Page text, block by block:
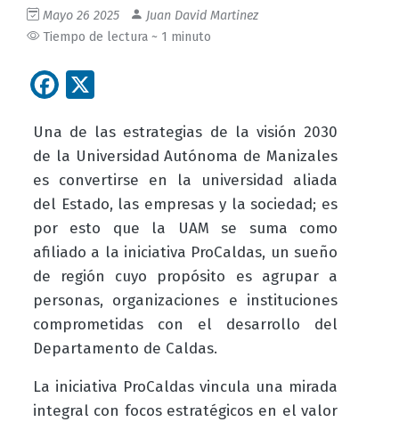
Mayo 26 2025
Juan David Martinez
Tiempo de lectura ~ 1 minuto
Facebook
Una de las estrategias de la visión 2030
de la Universidad Autónoma de Manizales
es convertirse en la universidad aliada
del Estado, las empresas y la sociedad; es
por esto que la UAM se suma como
afiliado a la iniciativa ProCaldas, un sueño
de región cuyo propósito es agrupar a
personas, organizaciones e instituciones
comprometidas con el desarrollo del
Departamento de Caldas.
La iniciativa ProCaldas vincula una mirada
integral con focos estratégicos en el valor